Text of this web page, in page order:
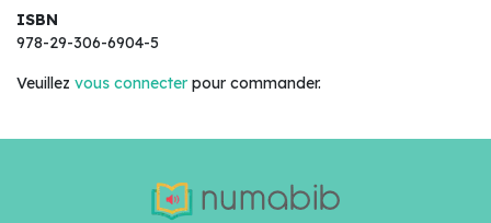
ISBN
978-29-306-6904-5
Veuillez vous connecter pour commander.